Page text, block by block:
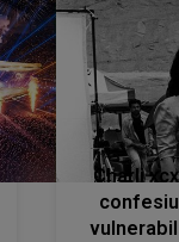
Charli